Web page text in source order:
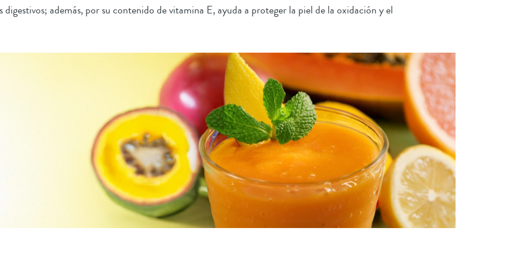
además, por su contenido de vitamina E, ayuda a proteger la piel de la oxidación y el